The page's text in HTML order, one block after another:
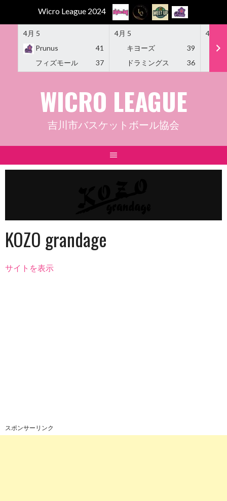
Wicro League 2024
4月 5
Prunus
41
フィズモール
37
4月 5
キヨーズ
39
ドラミングス
36
4月 5
WICRO LEAGUE
吉川市バスケットボール協会
KOZO grandage
サイトを表示
スポンサーリンク